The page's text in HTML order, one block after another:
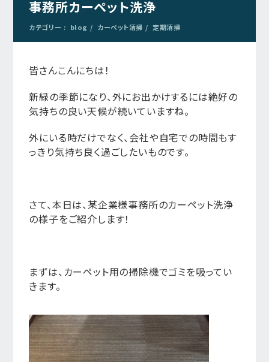
事務所カーペット洗浄
カテゴリー : blog カーペット清掃 定期清掃
皆さんこんにちは！
新緑の季節になり、外にお出かけするには絶好の
気持ちの良い天候が続いていますね。
外にいる時だけでなく、会社や自宅での時間もす
っきり気持ち良く過ごしたいものです。
さて、本日は、某企業様事務所のカーペット洗浄
の様子をご紹介します！
まずは、カーペット用の掃除機でゴミを吸ってい
きます。